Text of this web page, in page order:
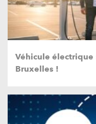
Véhicule électrique
Bruxelles !